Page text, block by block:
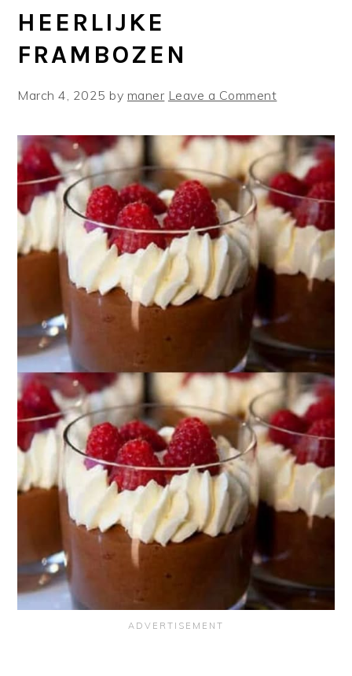
HEERLIJKE
FRAMBOZEN
March 4, 2025 by maner Leave a Comment